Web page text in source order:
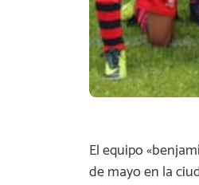
El equipo
de mayo en la